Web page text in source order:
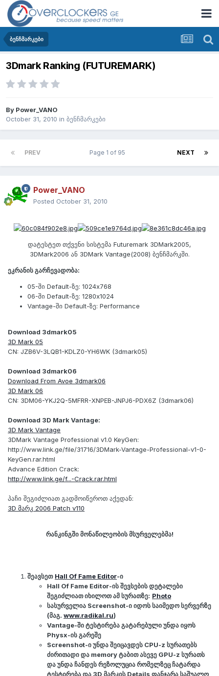
ბენჩმარკები
3Dmark Ranking (FUTUREMARK)
By Power_VANO
October 31, 2010 in ბენჩმარკები
PREV NEXT
Page 1 of 95
Power_VANO
Posted October 31, 2010
დატესტეთ თქვენი სისტემა Futuremark 3DMark2005,
3DMark2006 ან 3DMark Vantage(2008) ბენჩმარკში.
ეკრანის გარჩევადობა:
05-ში Default-ზე: 1024x768
06-ში Default-ზე: 1280x1024
Vantage-ში Default-ზე: Performance
Download 3dmark05
3D Mark 05
CN: JZB6V-3LQB1-KDLZ0-YH6WK (3dmark05)
Download 3dmark06
Download From Avoe 3dmark06
3D Mark 06
CN: 3DM06-YKJ2Q-5MFRR-XNPEB-JNPJ6-PDX6Z (3dmark06)
Download 3D Mark Vantage:
3D Mark Vantage
3DMark Vantage Professional v1.0 KeyGen:
http://www.link.ge/file/31716/3DMark-Vantage-Professional-v1-0-
KeyGen.rar.html
Advance Edition Crack:
http://www.link.ge/f...-Crack.rar.html
პაჩი შეგიძლიათ გადმოიწეროთ აქედან:
3D მარკ 2006 Patch v110
რანკინგში მონაწილეობის მსურველებმა!
შეავსეთ Hall Of Fame Editor-ი
Hall Of Fame Editor-ის შევსების დეტალები
შეგიძლიათ იხილოთ ამ სურათზე: Photo
სასურველია Screenshot-ი იდოს საიმედო სერვერზე
(მაგ. www.radikal.ru)
Vantage-ში ტესტირება გატარებული უნდა იყოს
Physx-ის გარეშე
Screenshot-ი უნდა შეიცავდეს CPU-z სურათებს
ძირითადი და memory ტაბით ასევე GPU-z სურათს
და უნდა ჩანდეს რეზოლუცია რომელზეც ჩატარდა
ტესტირება და 3D მარკის Details ფანჯარა საშუალო